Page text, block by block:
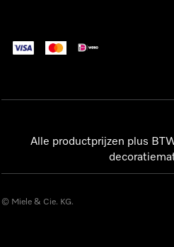
Alle productprijzen plus
© Miele & Cie. KG.